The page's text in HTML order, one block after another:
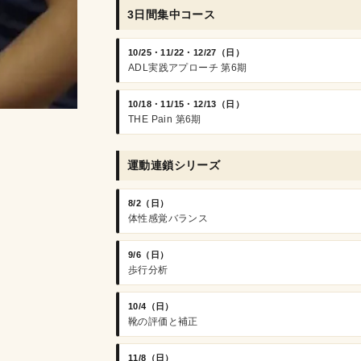
3日間集中コース
10/25・11/22・12/27（日）
ADL実践アプローチ 第6期
10/18・11/15・12/13（日）
THE Pain 第6期
運動連鎖シリーズ
8/2（日）
体性感覚バランス
9/6（日）
歩行分析
10/4（日）
靴の評価と補正
11/8（日）